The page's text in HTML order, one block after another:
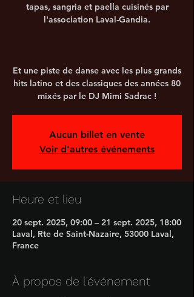
tapas, sangria et paella cuisinés par
l'association Laval-Gandia.
Et une piste de danse avec les plus grands
hits latino et des classiques des années 80
mixés par le DJ Mimi Sadrac !
Aucun billet en vente
Voir d'autres événements
Heure et lieu
20 sept. 2025, 09:00 – 21 sept. 2025, 18:00
Laval, Rte de Saint-Nazaire, 53000 Laval,
France
À propos de l'événement